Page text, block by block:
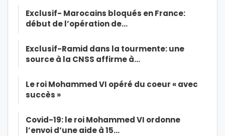
Exclusif- Marocains bloqués en France:
début de l’opération de…
Exclusif-Ramid dans la tourmente: une
source à la CNSS affirme à…
Le roi Mohammed VI opéré du coeur « avec
succès »
Covid-19: le roi Mohammed VI ordonne
l’envoi d’une aide à 15…